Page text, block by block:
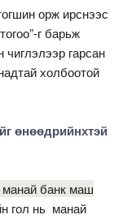
орж ирснээс
г барьж
гарсан
холбоотой
өнөөдрийнхтэй
банк маш
гол нь манай